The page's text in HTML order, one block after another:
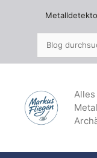
springen
Alles